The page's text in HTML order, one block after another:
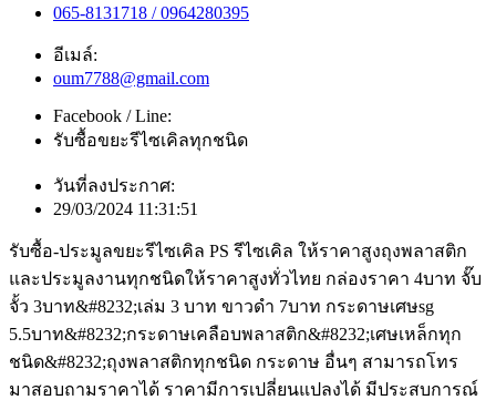
065-8131718 / 0964280395
อีเมล์:
oum7788@gmail.com
Facebook / Line:
รับซื้อขยะรีไซเคิลทุกชนิด
วันที่ลงประกาศ:
29/03/2024 11:31:51
รับซื้อ-ประมูลขยะรีไซเคิล PS รีไซเคิล ให้ราคาสูงถุงพลาสติก
และประมูลงานทุกชนิดให้ราคาสูงทั่วไทย กล่องราคา 4บาท จั๊บ
จั้ว 3บาท&#8232;เล่ม 3 บาท ขาวดำ 7บาท กระดาษเศษsg
5.5บาท&#8232;กระดาษเคลือบพลาสติก&#8232;เศษเหล็กทุก
ชนิด&#8232;ถุงพลาสติกทุกชนิด กระดาษ อื่นๆ สามารถโทร
มาสอบถามราคาได้ ราคามีการเปลี่ยนแปลงได้ มีประสบการณ์